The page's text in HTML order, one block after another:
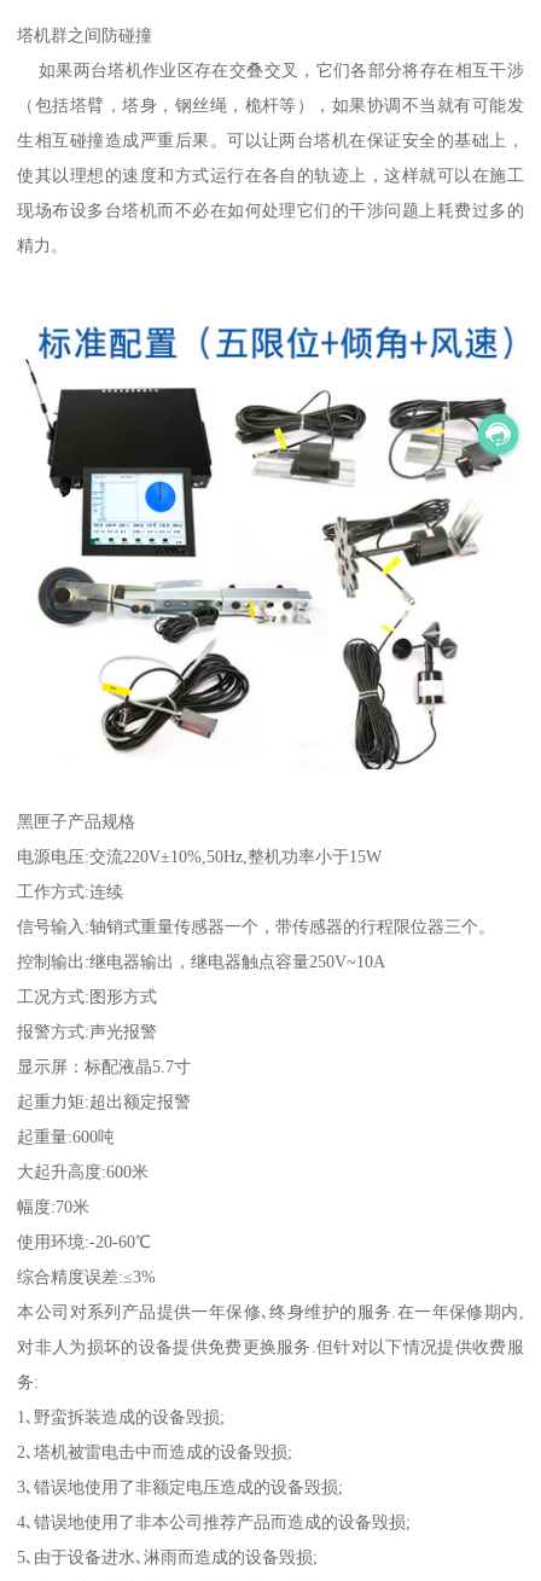
塔机群之间防碰撞
如果两台塔机作业区存在交叠交叉，它们各部分将存在相互干涉
（包括塔臂，塔身，钢丝绳，桅杆等），如果协调不当就有可能发
生相互碰撞造成严重后果。可以让两台塔机在保证安全的基础上，
使其以理想的速度和方式运行在各自的轨迹上，这样就可以在施工
现场布设多台塔机而不必在如何处理它们的干涉问题上耗费过多的
精力。
黑匣子产品规格
电源电压:交流220V±10%,50Hz,整机功率小于15W
工作方式:连续
信号输入:轴销式重量传感器一个，带传感器的行程限位器三个。
控制输出:继电器输出，继电器触点容量250V~10A
工况方式:图形方式
报警方式:声光报警
显示屏：标配液晶5.7寸
起重力矩:超出额定报警
起重量:600吨
大起升高度:600米
幅度:70米
使用环境:-20-60℃
综合精度误差:≤3%
本公司对系列产品提供一年保修､终身维护的服务.在一年保修期内,
对非人为损坏的设备提供免费更换服务.但针对以下情况提供收费服
务:
1､野蛮拆装造成的设备毁损;
2､塔机被雷电击中而造成的设备毁损;
3､错误地使用了非额定电压造成的设备毁损;
4､错误地使用了非本公司推荐产品而造成的设备毁损;
5､由于设备进水､淋雨而造成的设备毁损;